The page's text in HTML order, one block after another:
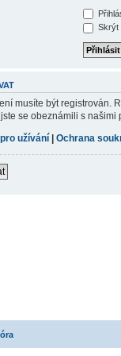
Skrýt
musíte být registrován.
se obeznámili s
užívání
Ochrana